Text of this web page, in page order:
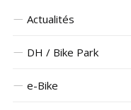
Actualités
DH / Bike Park
e-Bike